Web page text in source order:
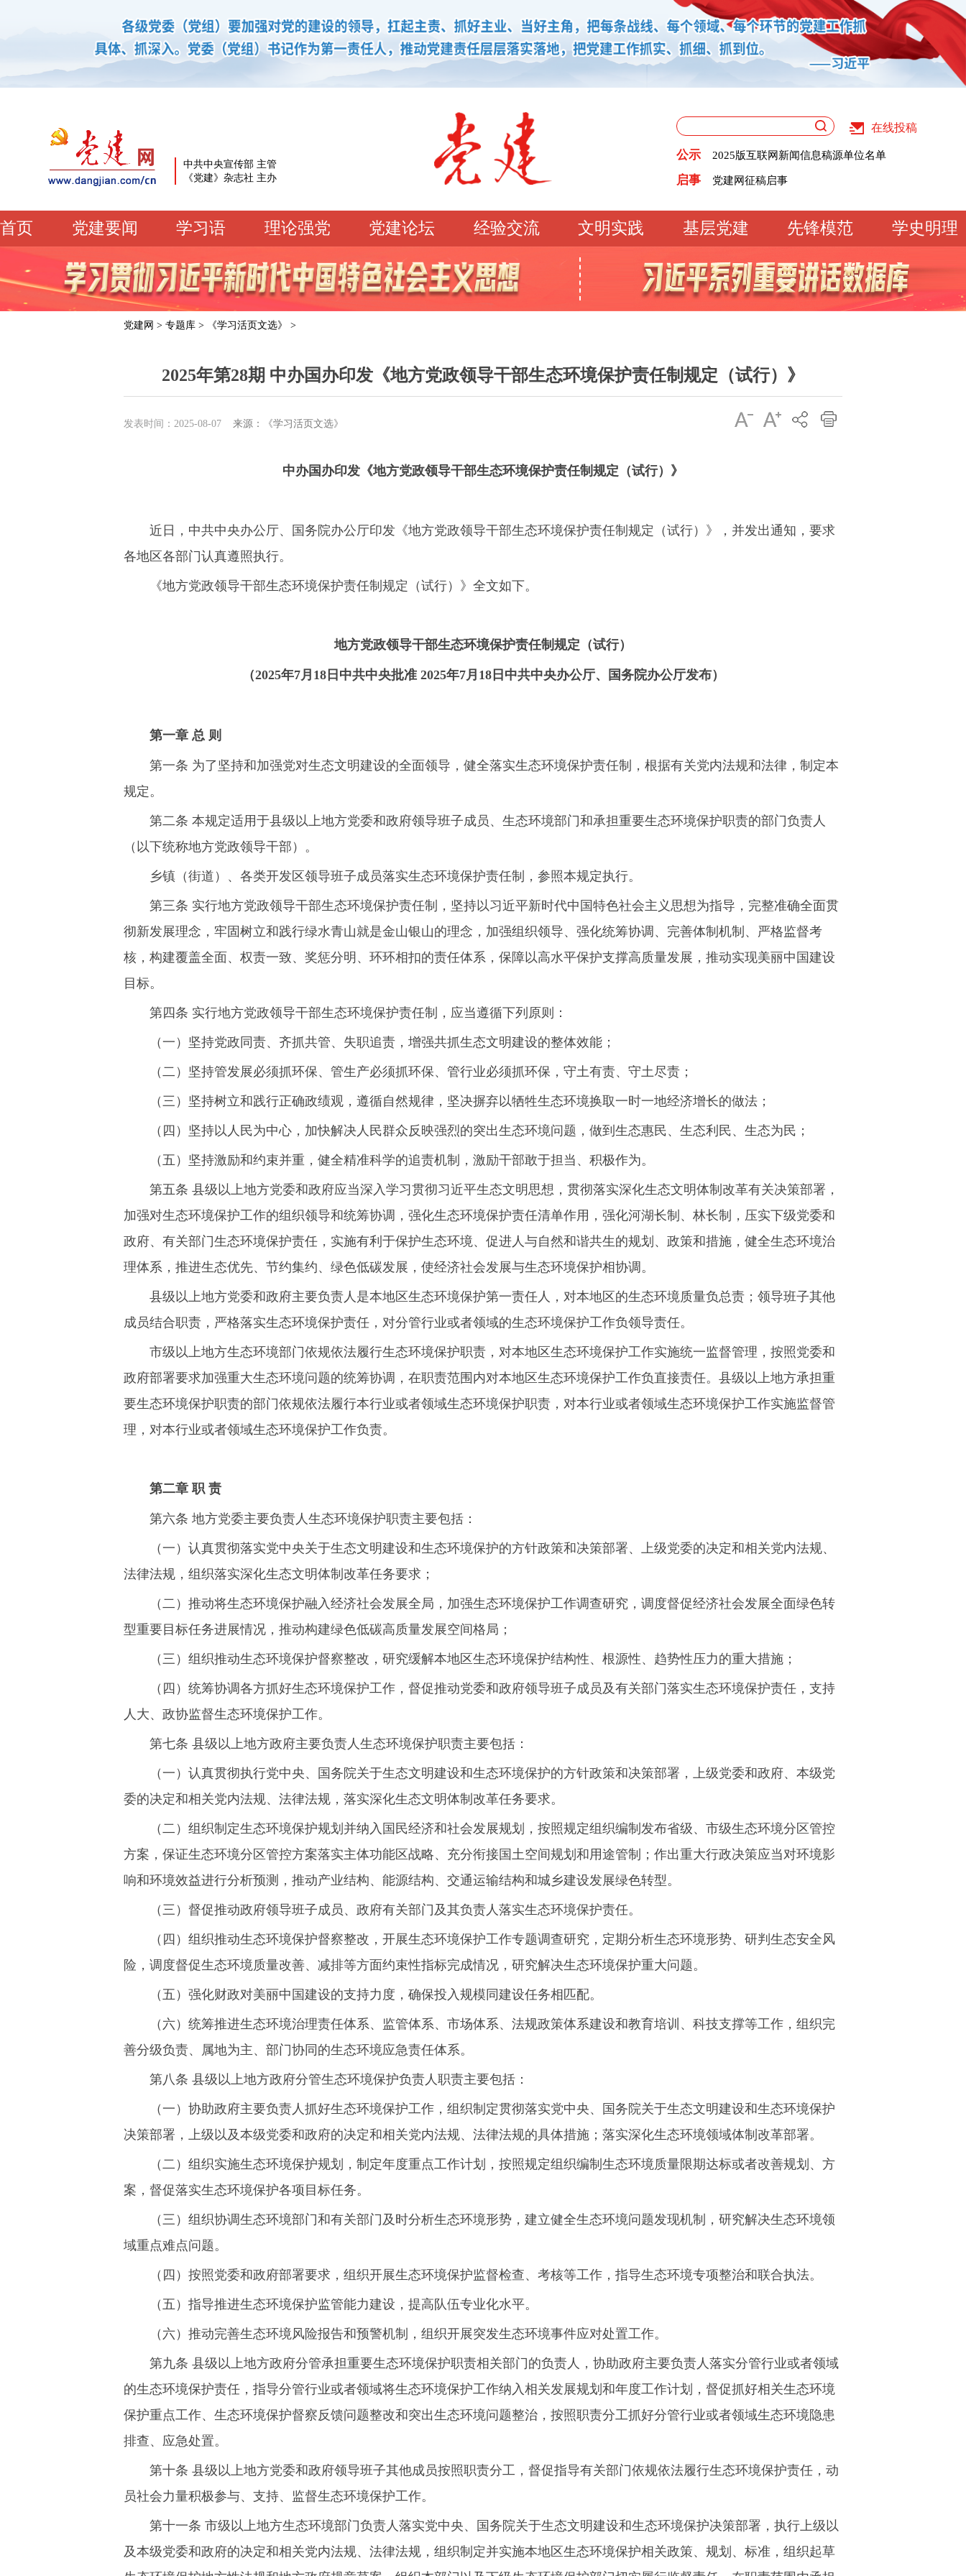
中共中央宣传部 主管
《党建》杂志社 主办
在线投稿
公示
关于版权和用稿问题的声明
2025版互联网新闻信息稿源单位名单
关于版权和用稿问题的声明
启事
《党建》杂志征稿启事
党建网征稿启事
《党建》杂志征稿启事
首页 党建要闻 学习语 理论强党 党建论坛 经验交流 文明实践 基层党建 先锋模范
学史明理
学习语 党建网微平台 学习园地 理论强党 党建论坛 工作动态 经验交流 文明实践
机关党建
校园党建 企业党建 先锋模范 学史明理 经典常读 文化大观 专题库
党建网 > 专题库 > 《学习活页文选》 >
2025年第28期 中办国办印发《地方党政领导干部生态环境保护责任制规定（试行）》
发表时间：2025-08-07 来源：《学习活页文选》
中办国办印发《地方党政领导干部生态环境保护责任制规定（试行）》
近日，中共中央办公厅、国务院办公厅印发《地方党政领导干部生态环境保护责任制规定（试行）》，并发出通知，要求
各地区各部门认真遵照执行。
《地方党政领导干部生态环境保护责任制规定（试行）》全文如下。
地方党政领导干部生态环境保护责任制规定（试行）
（2025年7月 18日中共中央批准2025年7月 18日中共中央办公厅、国务院办公厅发布）
第一章 总 则
第一条 为了坚持和加强党对生态文明建设的全面领导，健全落实生态环境保护责任制，根据有关党内法规和法律，制定本
规定。
第二条 本规定适用于县级以上地方党委和政府领导班子成员、生态环境部门和承担重要生态环境保护职责的部门负责人
（以下统称地方党政领导干部）。
乡镇（街道）、各类开发区领导班子成员落实生态环境保护责任制，参照本规定执行。
第三条 实行地方党政领导干部生态环境保护责任制，坚持以习近平新时代中国特色社会主义思想为指导，完整准确全面贯
彻新发展理念，牢固树立和践行绿水青山就是金山银山的理念，加强组织领导、强化统筹协调、完善体制机制、严格监督考
核，构建覆盖全面、权责一致、奖惩分明、环环相扣的责任体系，保障以高水平保护支撑高质量发展，推动实现美丽中国建设
目标。
第四条 实行地方党政领导干部生态环境保护责任制，应当遵循下列原则：
（一）坚持党政同责、齐抓共管、失职追责，增强共抓生态文明建设的整体效能；
（二）坚持管发展必须抓环保、管生产必须抓环保、管行业必须抓环保，守土有责、守土尽责；
（三）坚持树立和践行正确政绩观，遵循自然规律，坚决摒弃以牺牲生态环境换取一时一地经济增长的做法；
（四）坚持以人民为中心，加快解决人民群众反映强烈的突出生态环境问题，做到生态惠民、生态利民、生态为民；
（五）坚持激励和约束并重，健全精准科学的追责机制，激励干部敢于担当、积极作为。
第五条 县级以上地方党委和政府应当深入学习贯彻习近平生态文明思想，贯彻落实深化生态文明体制改革有关决策部署，
加强对生态环境保护工作的组织领导和统筹协调，强化生态环境保护责任清单作用，强化河湖长制、林长制，压实下级党委和
政府、有关部门生态环境保护责任，实施有利于保护生态环境、促进人与自然和谐共生的规划、政策和措施，健全生态环境治
理体系，推进生态优先、节约集约、绿色低碳发展，使经济社会发展与生态环境保护相协调。
县级以上地方党委和政府主要负责人是本地区生态环境保护第一责任人，对本地区的生态环境质量负总责；领导班子其他
成员结合职责，严格落实生态环境保护责任，对分管行业或者领域的生态环境保护工作负领导责任。
市级以上地方生态环境部门依规依法履行生态环境保护职责，对本地区生态环境保护工作实施统一监督管理，按照党委和
政府部署要求加强重大生态环境问题的统筹协调，在职责范围内对本地区生态环境保护工作负直接责任。县级以上地方承担重
要生态环境保护职责的部门依规依法履行本行业或者领域生态环境保护职责，对本行业或者领域生态环境保护工作实施监督管
理，对本行业或者领域生态环境保护工作负责。
第二章 职 责
第六条 地方党委主要负责人生态环境保护职责主要包括：
（一）认真贯彻落实党中央关于生态文明建设和生态环境保护的方针政策和决策部署、上级党委的决定和相关党内法规、
法律法规，组织落实深化生态文明体制改革任务要求；
（二）推动将生态环境保护融入经济社会发展全局，加强生态环境保护工作调查研究，调度督促经济社会发展全面绿色转
型重要目标任务进展情况，推动构建绿色低碳高质量发展空间格局；
（三）组织推动生态环境保护督察整改，研究缓解本地区生态环境保护结构性、根源性、趋势性压力的重大措施；
（四）统筹协调各方抓好生态环境保护工作，督促推动党委和政府领导班子成员及有关部门落实生态环境保护责任，支持
人大、政协监督生态环境保护工作。
第七条 县级以上地方政府主要负责人生态环境保护职责主要包括：
（一）认真贯彻执行党中央、国务院关于生态文明建设和生态环境保护的方针政策和决策部署，上级党委和政府、本级党
委的决定和相关党内法规、法律法规，落实深化生态文明体制改革任务要求。
（二）组织制定生态环境保护规划并纳入国民经济和社会发展规划，按照规定组织编制发布省级、市级生态环境分区管控
方案，保证生态环境分区管控方案落实主体功能区战略、充分衔接国土空间规划和用途管制；作出重大行政决策应当对环境影
响和环境效益进行分析预测，推动产业结构、能源结构、交通运输结构和城乡建设发展绿色转型。
（三）督促推动政府领导班子成员、政府有关部门及其负责人落实生态环境保护责任。
（四）组织推动生态环境保护督察整改，开展生态环境保护工作专题调查研究，定期分析生态环境形势、研判生态安全风
险，调度督促生态环境质量改善、减排等方面约束性指标完成情况，研究解决生态环境保护重大问题。
（五）强化财政对美丽中国建设的支持力度，确保投入规模同建设任务相匹配。
（六）统筹推进生态环境治理责任体系、监管体系、市场体系、法规政策体系建设和教育培训、科技支撑等工作，组织完
善分级负责、属地为主、部门协同的生态环境应急责任体系。
第八条 县级以上地方政府分管生态环境保护负责人职责主要包括：
（一）协助政府主要负责人抓好生态环境保护工作，组织制定贯彻落实党中央、国务院关于生态文明建设和生态环境保护
决策部署，上级以及本级党委和政府的决定和相关党内法规、法律法规的具体措施；落实深化生态环境领域体制改革部署。
（二）组织实施生态环境保护规划，制定年度重点工作计划，按照规定组织编制生态环境质量限期达标或者改善规划、方
案，督促落实生态环境保护各项目标任务。
（三）组织协调生态环境部门和有关部门及时分析生态环境形势，建立健全生态环境问题发现机制，研究解决生态环境领
域重点难点问题。
（四）按照党委和政府部署要求，组织开展生态环境保护监督检查、考核等工作，指导生态环境专项整治和联合执法。
（五）指导推进生态环境保护监管能力建设，提高队伍专业化水平。
（六）推动完善生态环境风险报告和预警机制，组织开展突发生态环境事件应对处置工作。
第九条 县级以上地方政府分管承担重要生态环境保护职责相关部门的负责人，协助政府主要负责人落实分管行业或者领域
的生态环境保护责任，指导分管行业或者领域将生态环境保护工作纳入相关发展规划和年度工作计划，督促抓好相关生态环境
保护重点工作、生态环境保护督察反馈问题整改和突出生态环境问题整治，按照职责分工抓好分管行业或者领域生态环境隐患
排查、应急处置。
第十条 县级以上地方党委和政府领导班子其他成员按照职责分工，督促指导有关部门依规依法履行生态环境保护责任，动
员社会力量积极参与、支持、监督生态环境保护工作。
第十一条 市级以上地方生态环境部门负责人落实党中央、国务院关于生态文明建设和生态环境保护决策部署，执行上级以
及本级党委和政府的决定和相关党内法规、法律法规，组织制定并实施本地区生态环境保护相关政策、规划、标准，组织起草